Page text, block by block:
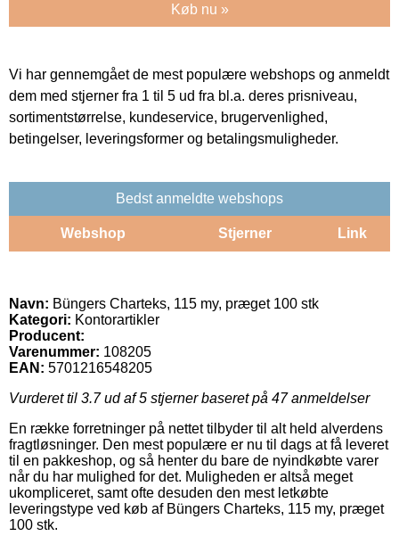
Køb nu »
Vi har gennemgået de mest populære webshops og anmeldt
dem med stjerner fra 1 til 5 ud fra bl.a. deres prisniveau,
sortimentstørrelse, kundeservice, brugervenlighed,
betingelser, leveringsformer og betalingsmuligheder.
Bedst anmeldte webshops
Webshop Stjerner Link
Navn: Büngers Charteks, 115 my, præget 100 stk
Kategori: Kontorartikler
Producent:
Varenummer: 108205
EAN: 5701216548205
Vurderet til 3.7ud af 5 stjerner baseret på 47anmeldelser
En række forretninger på nettet tilbyder til alt held alverdens
fragtløsninger. Den mest populære er nu til dags at få leveret
til en pakkeshop, og så henter du bare de nyindkøbte varer
når du har mulighed for det. Muligheden er altså meget
ukompliceret, samt ofte desuden den mest letkøbte
leveringstype ved køb af Büngers Charteks, 115 my, præget
100 stk.